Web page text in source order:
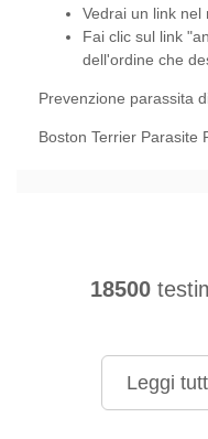
18500
Leggi
Vedrai un link nel
Fai clic sul link
dell'ordine che
Prevenzione parassita
Boston Terrier Parasite